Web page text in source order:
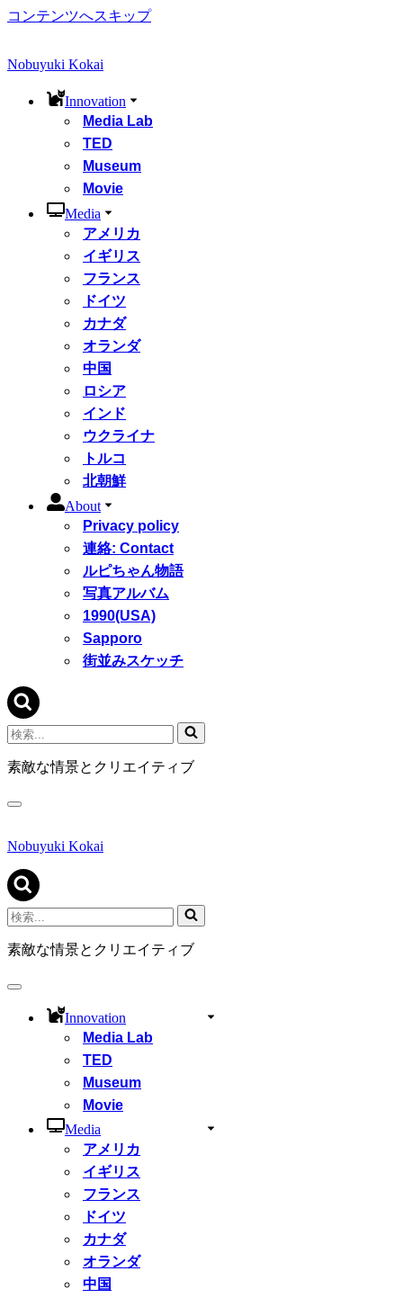
コンテンツへスキップ
Nobuyuki Kokai
Innovation
Media Lab
TED
Museum
Movie
Media
アメリカ
イギリス
フランス
ドイツ
カナダ
オランダ
中国
ロシア
インド
ウクライナ
トルコ
北朝鮮
About
Privacy policy
連絡: Contact
ルピちゃん物語
写真アルバム
1990(USA)
Sapporo
街並みスケッチ
検
索...
素敵な情景とクリエイティブ
ナ
ゲ
シ
ョ
ン
メ
ニ
ュ
Nobuyuki Kokai
検
索...
素敵な情景とクリエイティブ
ナ
Innovation
Media Lab
TED
Museum
Movie
Media
アメリカ
イギリス
フランス
ドイツ
カナダ
オランダ
中国